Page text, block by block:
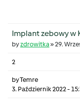
Implant zebowy w
byzdrowitka »29.
2
byTemre
3. Październik 2022 -